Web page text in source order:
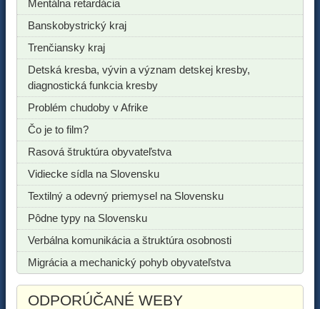
Mentálna retardácia
Banskobystrický kraj
Trenčiansky kraj
Detská kresba, vývin a význam detskej kresby,
diagnostická funkcia kresby
Problém chudoby v Afrike
Čo je to film?
Rasová štruktúra obyvateľstva
Vidiecke sídla na Slovensku
Textilný a odevný priemysel na Slovensku
Pôdne typy na Slovensku
Verbálna komunikácia a štruktúra osobnosti
Migrácia a mechanický pohyb obyvateľstva
ODPORÚČANÉ WEBY